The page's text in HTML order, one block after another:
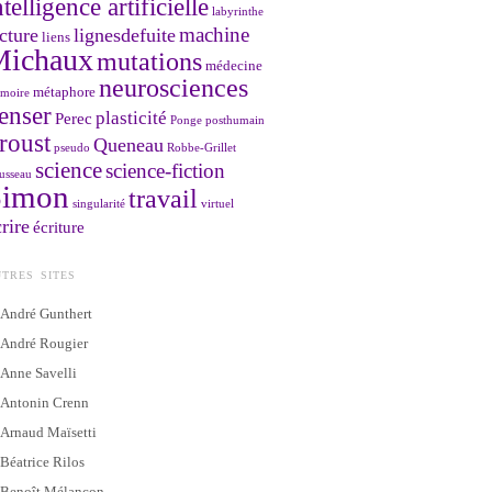
artificielle labyrinthe
liens lignesdefuitemachine
mutations médecine
métaphore neurosciences
Perec plasticité Ponge posthumain
pseudo Queneau Robbe-Grillet
sciencescience-fiction
singularité travail virtuel
écriture
SITES
André Gunthert
André Rougier
Anne Savelli
Antonin Crenn
Arnaud Maïsetti
Béatrice Rilos